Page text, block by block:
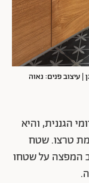
עיצוב פנים: נאוה
הגננית, והיא
טרצו. שטח
המפצה על שטחו